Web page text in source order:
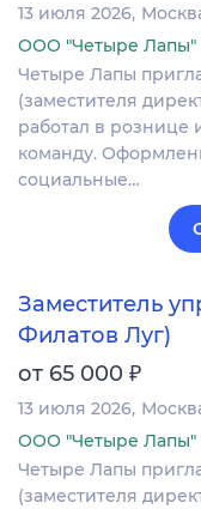
13 июля 2026
ООО "Четыре Лапы"
Четыре Лапы
(заместителя
работал в рознице
команду.
социальные…
Заместитель
Филатов Луг)
от 65 000 ₽
13 июля 2026
ООО "Четыре Лапы"
Четыре Лапы
(заместителя